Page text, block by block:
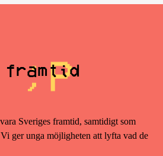
framtid
Sveriges framtid, samtidigt som
ger unga möjligheten att lyfta vad de